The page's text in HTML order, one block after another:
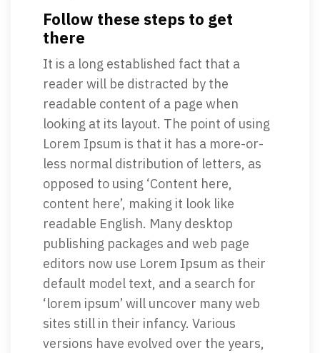
Follow these steps to get
there
It is a long established fact that a
reader will be distracted by the
readable content of a page when
looking at its layout. The point of using
Lorem Ipsum is that it has a more-or-
less normal distribution of letters, as
opposed to using ‘Content here,
content here’, making it look like
readable English. Many desktop
publishing packages and web page
editors now use Lorem Ipsum as their
default model text, and a search for
‘lorem ipsum’ will uncover many web
sites still in their infancy. Various
versions have evolved over the years,